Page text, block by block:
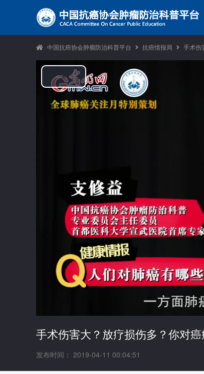
中国抗癌协会肿瘤防治科普平台 抗癌情报局 手术伤
Play
Video
手术伤害大？放疗损伤多？你对
发布时间： 2019-04-11 00:04:51